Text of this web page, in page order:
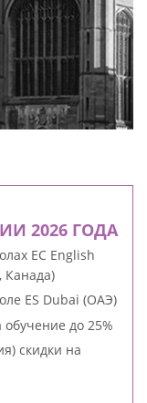
2026 ГОДА
EC English
Канада)
ES Dubai (ОАЭ)
обучение до 25%
скидки на